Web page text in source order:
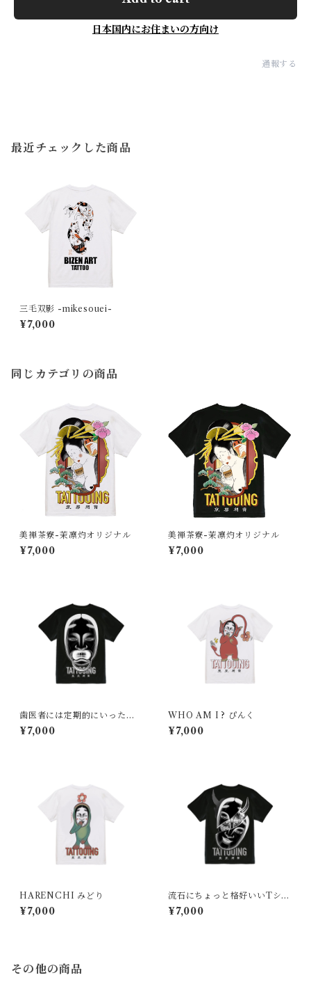
日本国内にお住まいの方向け
通報する
最近チェックした商品
三毛双影 -mikesouei-
¥7,000
同じカテゴリの商品
美禅茶寮-茉凛灼オリジナル
¥7,000
美禅茶寮-茉凛灼オリジナル
¥7,000
歯医者には定期的にいった方
がいい
¥7,000
WHO AM I ? ぴんく
¥7,000
HARENCHI みどり
¥7,000
流石にちょっと格好いいTシャ
ツ
¥7,000
その他の商品